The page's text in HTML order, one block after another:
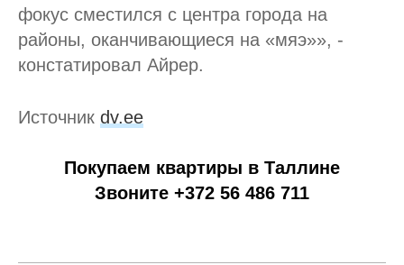
фокус сместился с центра города на
районы, оканчивающиеся на «мяэ»», -
констатировал Айрер.
Источник dv.ee
Покупаем квартиры в Таллине
Звоните +372 56 486 711